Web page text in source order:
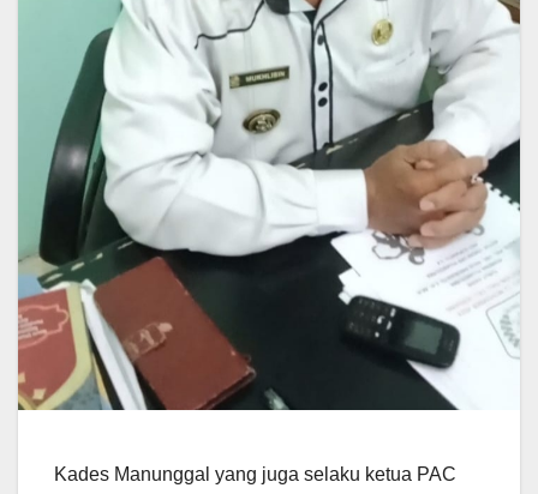
Kades Manunggal yang juga selaku ketua PAC